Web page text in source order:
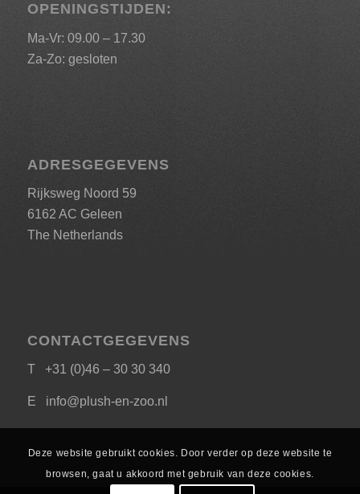
OPENINGSTIJDEN:
Ma-Vr: 09.00 – 17.30
Za-Zo: gesloten
ADRESGEGEVENS
Rijksweg Noord 59
6162 AC Geleen
The Netherlands
CONTACTGEGEVENS
T +31 (0)46 – 30 30 340
E info@plush-en-zoo.nl
Deze website gebruikt cookies. Door verder op deze website te
browsen, gaat u akkoord met gebruik van deze cookies.